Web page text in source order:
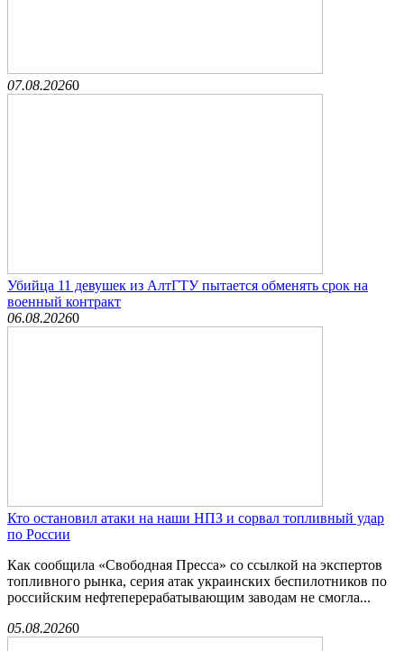
07.08.20260
Убийца 11 девушек из АлтГТУ пытается обменять срок на
военный контракт
06.08.20260
Кто остановил атаки на наши НПЗ и сорвал топливный удар
по России
Как сообщила «Свободная Пресса» со ссылкой на экспертов
топливного рынка, серия атак украинских беспилотников по
российским нефтеперерабатывающим заводам не смогла...
05.08.20260